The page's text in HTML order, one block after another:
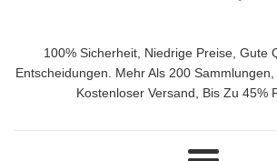
100% Sicherheit, Niedrige Preise, Gute
Entscheidungen. Mehr Als 200
Kostenloser Versand, Bis Zu 45%